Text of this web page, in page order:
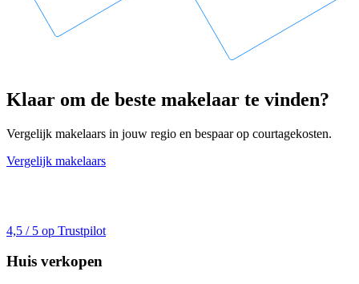
Klaar om de beste makelaar te vinden?
Vergelijk makelaars in jouw regio en bespaar op courtagekosten.
Vergelijk makelaars
4,5 / 5 op Trustpilot
Huis verkopen